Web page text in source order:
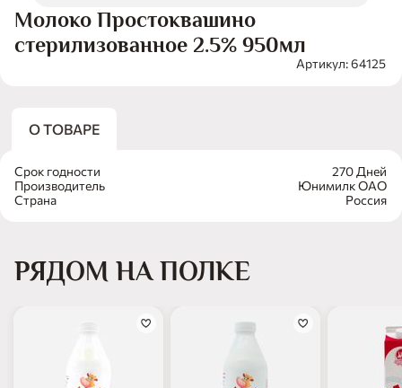
Молоко Простоквашино
стерилизованное 2.5% 950мл
Артикул: 64125
О ТОВАРЕ
Срок годности
270 Дней
Производитель
Юнимилк ОАО
Страна
Россия
РЯДОМ НА ПОЛКЕ